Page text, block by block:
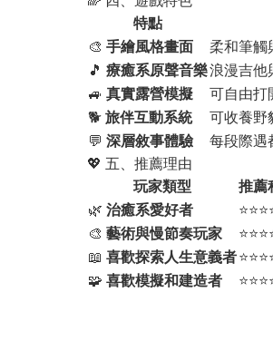
特點
🎨 手繪風格畫面
柔和筆觸
🎵 療癒系原聲音樂浪漫吉他
🚙 真實露營模擬
可自由打
🐕 旅伴互動系統
可收養野
💬 深層敘事體驗
每段際遇
💖 五、推薦理由
玩家類型
推薦
🌿 治癒系愛好者
🎨 藝術與慢節奏玩家
📖 喜歡探索人生意義者
🧩 喜歡模擬和建造者